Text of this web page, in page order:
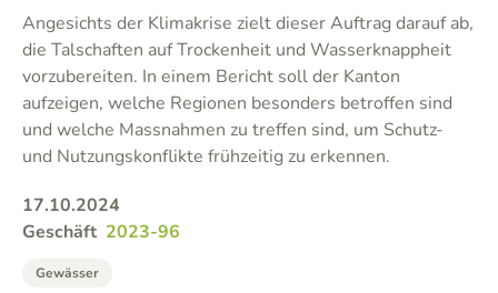
Angesichts der Klimakrise zielt dieser Auftrag darauf ab,
die Talschaften auf Trockenheit und Wasserknappheit
vorzubereiten. In einem Bericht soll der Kanton
aufzeigen, welche Regionen besonders betroffen sind
und welche Massnahmen zu treffen sind, um Schutz-
und Nutzungskonflikte frühzeitig zu erkennen.
17.10.2024
Geschäft 2023-96
Gewässer